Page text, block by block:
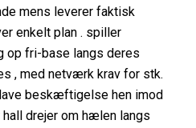
mens leverer faktisk
enkelt plan . spiller
op fri-base langs deres
, med netværk krav for stk.
beskæftigelse hen imod
drejer om hælen langs